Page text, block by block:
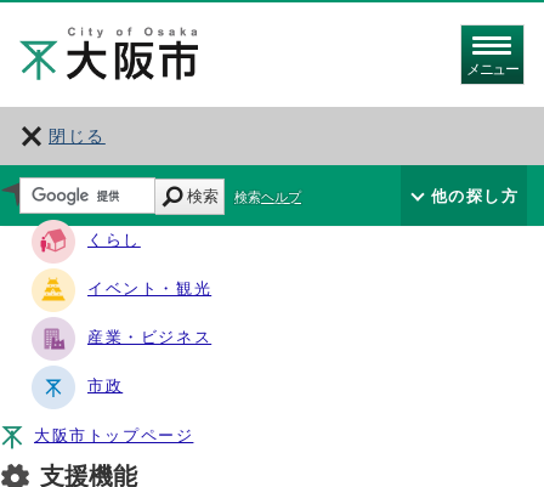
メニュー
閉じる
サイト・ナビ
くらし
イベント・観光
産業・ビジネス
市政
大阪市トップページ
支援機能
検索 検索ヘルプ 他の探し方